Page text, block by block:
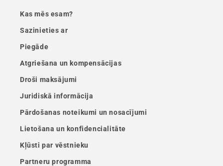
Kas mēs esam?
Sazinieties ar
Piegāde
Atgriešana un kompensācijas
Droši maksājumi
Juridiskā informācija
Pārdošanas noteikumi un nosacījumi
Lietošana un konfidencialitāte
Kļūsti par vēstnieku
Partneru programma